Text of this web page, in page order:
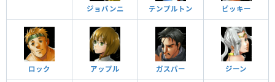
ジョバンニ テンプルトン ビッキー
ロック アップル ガスパー ジーン